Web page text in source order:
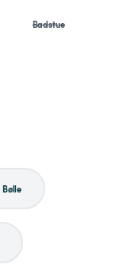
Badstue
Bølle